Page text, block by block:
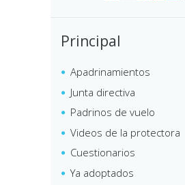
Principal
Apadrinamientos
Junta directiva
Padrinos de vuelo
Videos de la protectora
Cuestionarios
Ya adoptados